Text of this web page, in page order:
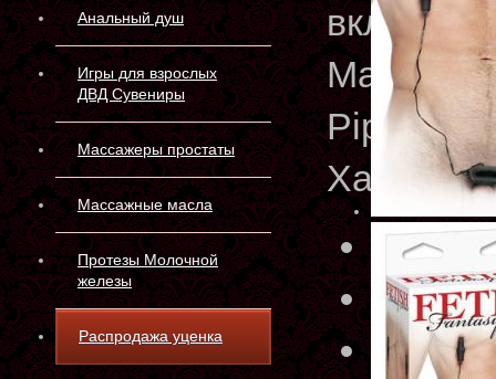
Анальный душ
Игры для взрослых
ДВД Сувениры
Массажеры простаты
Массажные масла
Протезы Молочной
железы
Распродажа уценка